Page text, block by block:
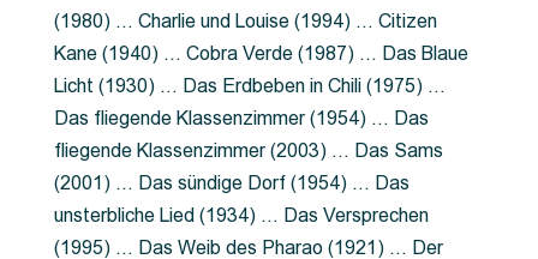
(1980) … Charlie und Louise (1994) … Citizen
Kane (1940) … Cobra Verde (1987) … Das Blaue
Licht (1930) … Das Erdbeben in Chili (1975) …
Das fliegende Klassenzimmer (1954) … Das
fliegende Klassenzimmer (2003) … Das Sams
(2001) … Das sündige Dorf (1954) … Das
unsterbliche Lied (1934) … Das Versprechen
(1995) … Das Weib des Pharao (1921) … Der